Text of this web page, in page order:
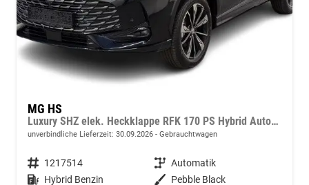
MG HS
Luxury SHZ elek. Heckklappe RFK 170 PS Hybrid Automatik
unverbindliche Lieferzeit: 30.09.2026 Gebrauchtwagen
Fahrzeugnummer 1217514 Getriebe Automatik
Kraftstoff Hybrid Benzin Außenfarbe Pebble Black